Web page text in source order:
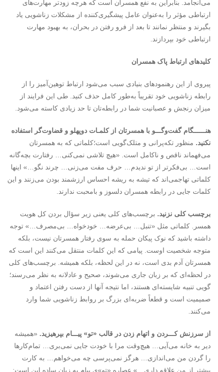
می‌انجامد. بنابراین به نفع همسران است که هرچه زودتر مهارت‌های
ارتباطی مؤثر را به‌عنوان عامل پیشگیری‌کننده از مشکلات زناشویی یاد
بگیرند و منتظر نمانند تا بعد از فرو رفتن در بحران، به بهبود مهارت
ارتباطی خود بپردازند.
کلیدهای ارتباط پاک همسران
پیروی از این رهنمودهای بنیادی سبب می‌شود ارتباط توهین‌آمیز را از
رابطه زناشویی خود تقریباً به‌طور کامل حذف کنید. طی این فرایند از
میزان رنجش و عصبانیت شما در رابطه‌تان تا حد زیادی کاسته می‌شود.
هنــــــگام گفتوگـــو با همسرتان از کلمـات دوپهلو و قضاوتگر استفاده
نکنید. منظور تکه‌پرانی و متلک‌گویی است؛کلماتی که به همسرتان
می‌فهماند ناقص و ناکامل است. «هیچ تلاشی نمی‌کنی… رفتارت بچه‌گانه
است… بی‌فکرتر از تو ندیدم… حرف مفت می‌زنی… چرند نگو…» اینها
کلماتی تهاجمی‌اند که تیشه به ریشه احساس ارزشمند بودن می‌زنند و این
کلمات جایی در رابطه همسران دلسوز و بامحبت ندارند.
برچسب کلی نزنید. برچسب‌های کلی یعنی زیر سؤال ‌بردن کل هویت
همسر. کلماتی مثل «تنبل… بی‌عرضه… خودخواه… بی‌مصرف…» توجه
داشته باشید که نوک پیکان حمله به ‌سوی رفتار همسرتان نیست، بلکه
متوجه شخصیت اوست. پیامی که این کلمات منتقل می‌کنند این است که
همسرتان آدم بدی است، نه در این لحظه، بلکه همیشه. برچسب‌های کلی
در لحظه‌ای که بر زبان جاری می‌شوند، صحیح و عادلانه به نظر می‌رسند؛
گویی تنبیه شایسته‌ای هستند، اما نتیجه آنها از دست رفتن اعتماد و
صمیمیت است و قطعاً ضربه‌ای بزرگ بر روابط زناشویی شما وارد
می‌کنند.
از سرزنش کـــردن و اتهام زدن در قالب «تو» پیـــام بپرهیزید. «همیشه
دیر به خانه می‌آیی… هیچ‌وقت مرا با خودت جایی نمی‌بری… تمام‌کارها
را گردن من می‌اندازی… هرگز نمی‌پرسی چه می‌خواهم… به کارت
بیشتر از من علاقه داری…» عصاره «تو»ی پیام به زبان ساده این است: